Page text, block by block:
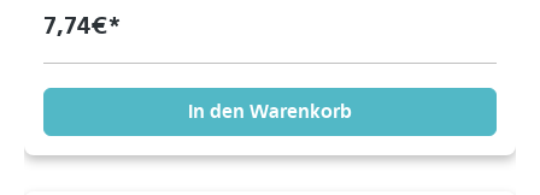
7,74 €*
In den Warenkorb